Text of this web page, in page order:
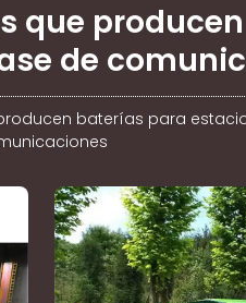
que
de
baterías para